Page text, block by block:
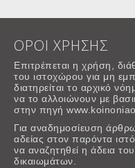
ΟΡΟΙ ΧΡΗΣΗΣ
Επιτρέπεται η χρήση,
του ιστοχώρου για μη
διατηρείται το αρχικό
να το αλλοιώνουν με
στην πηγή
Για αναδημοσίευση
αδείας στον παρόντα
να αναζητηθεί η άδεια
δικαιωμάτων.